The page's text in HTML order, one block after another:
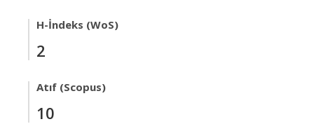
H-İndeks (WoS)
2
Atıf (Scopus)
10